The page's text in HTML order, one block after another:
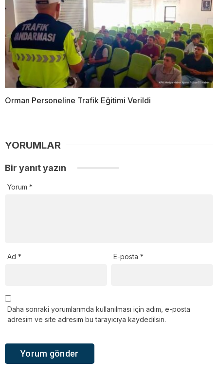
Orman Personeline Trafik Eğitimi Verildi
YORUMLAR
Bir yanıt yazın
Yorum *
Ad * E-posta*
Daha sonraki yorumlarımda kullanılması için adım, e-posta
adresim ve site adresim bu tarayıcıya kaydedilsin.